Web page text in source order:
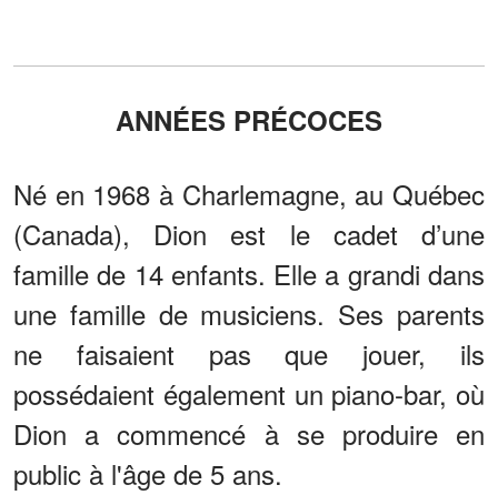
ANNÉES PRÉCOCES
Né en 1968 à Charlemagne, au Québec
(Canada), Dion est le cadet d’une
famille de 14 enfants. Elle a grandi dans
une famille de musiciens. Ses parents
ne faisaient pas que jouer, ils
possédaient également un piano-bar, où
Dion a commencé à se produire en
public à l'âge de 5 ans.